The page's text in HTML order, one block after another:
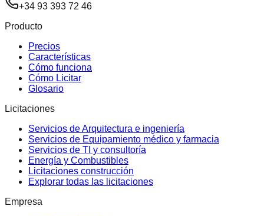
+34 93 393 72 46
Producto
Precios
Características
Cómo funciona
Cómo Licitar
Glosario
Licitaciones
Servicios de Arquitectura e ingeniería
Servicios de Equipamiento médico y farmacia
Servicios de TI y consultoría
Energía y Combustibles
Licitaciones construcción
Explorar todas las licitaciones
Empresa